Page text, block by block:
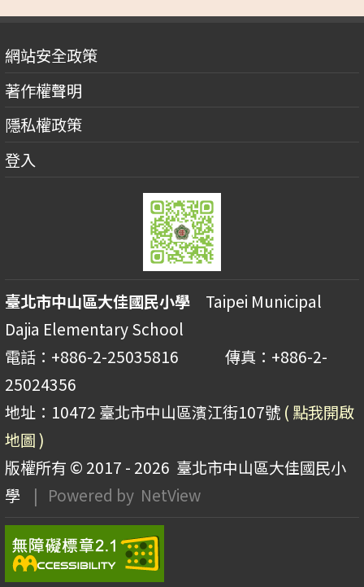
網站安全政策
著作權聲明
隱私權政策
登入
臺北市中山區大佳國民小學 Taipei Municipal
Dajia Elementary School
電話：+886-2-25035816 傳真：+886-2-
25024356
地址：10472 臺北市中山區濱江街107號 ( 點我開啟
地圖 )
版權所有 © 2017 - 2026 臺北市中山區大佳國民小
學
| Powered by NetView